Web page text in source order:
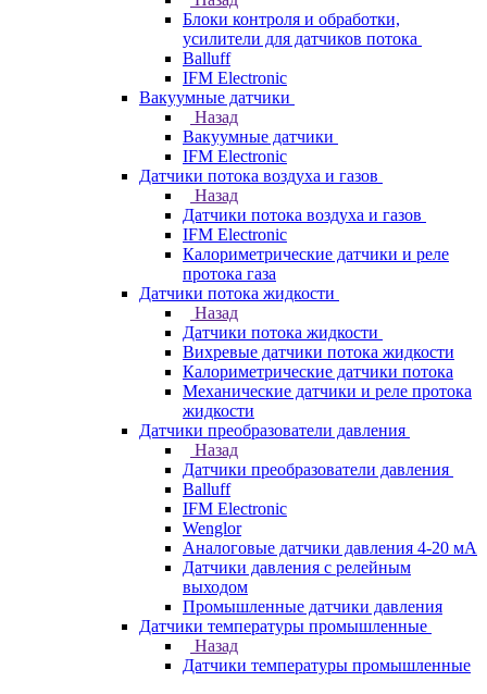
Блоки контроля и обработки,
усилители для датчиков потока
Balluff
IFM Electronic
Вакуумные датчики
Назад
Вакуумные датчики
IFM Electronic
Датчики потока воздуха и газов
Назад
Датчики потока воздуха и газов
IFM Electronic
Калориметрические датчики и реле
протока газа
Датчики потока жидкости
Назад
Датчики потока жидкости
Вихревые датчики потока жидкости
Калориметрические датчики потока
Механические датчики и реле протока
жидкости
Датчики преобразователи давления
Назад
Датчики преобразователи давления
Balluff
IFM Electronic
Wenglor
Аналоговые датчики давления 4-20 мА
Датчики давления с релейным
выходом
Промышленные датчики давления
Датчики температуры промышленные
Назад
Датчики температуры промышленные